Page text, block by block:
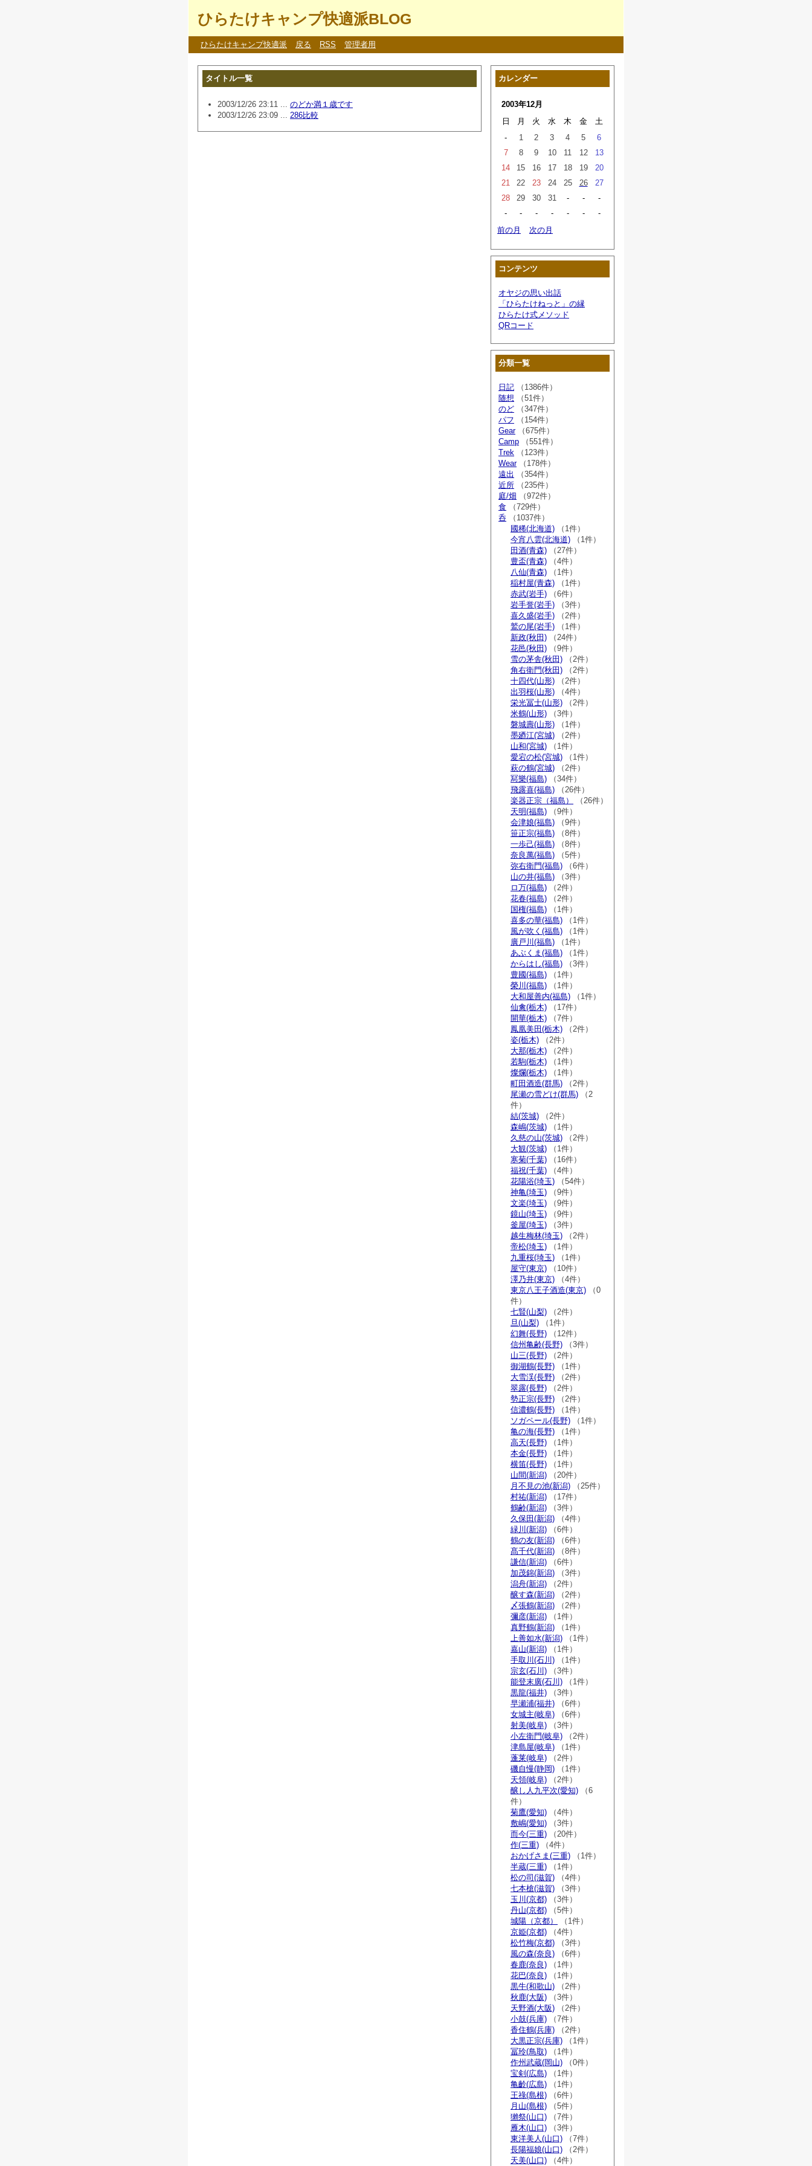
ひらたけキャンプ快適派BLOG
ひらたけキャンプ快適派 戻る RSS 管理者用
タイトル一覧
2003/12/26 23:11 ... のどか満１歳です
2003/12/26 23:09 ... 286比較
カレンダー
2003年12月
日
月 火 水 木 金
土
-
1 2 3 4 5
6
7
8 9 10 11 12
13
14
15 16 17 18 19
20
21
22 23 24 25 26
27
28
29 30 31 - -
-
-
- - - - -
-
前の月
次の月
コンテンツ
オヤジの思い出話
「ひらたけねっと」の縁
ひらたけ式メソッド
QRコード
分類一覧
日記 （1386件）
随想 （51件）
のど （347件）
パフ （154件）
Gear（675件）
Camp （551件）
Trek （123件）
Wear（178件）
遠出
（354件）
近所 （235件）
庭/畑 （972件）
食 （729件）
呑 （1037件）
國稀(北海道) （1件）
今宵八雲(北海道) （1件）
田酒(青森) （27件）
豊盃(青森) （4件）
八仙(青森) （1件）
稲村屋(青森) （1件）
赤武(岩手) （6件）
岩手誉(岩手) （3件）
喜久盛(岩手) （2件）
鷲の尾(岩手) （1件）
新政(秋田) （24件）
花邑(秋田) （9件）
雪の茅舎(秋田) （2件）
角右衛門(秋田) （2件）
十四代(山形) （2件）
出羽桜(山形) （4件）
栄光冨士(山形) （2件）
米鶴(山形) （3件）
磐城壽(山形) （1件）
墨廼江(宮城) （2件）
山和(宮城) （1件）
愛宕の松(宮城) （1件）
萩の鶴(宮城) （2件）
冩樂(福島) （34件）
飛露喜(福島) （26件）
楽器正宗（福島）
（26件）
天明(福島) （9件）
会津娘(福島) （9件）
笹正宗(福島) （8件）
一歩己(福島) （8件）
奈良萬(福島) （5件）
弥右衛門(福島) （6件）
山の井(福島) （3件）
ロ万(福島) （2件）
花春(福島) （2件）
国権(福島) （1件）
喜多の華(福島) （1件）
風が吹く(福島) （1件）
廣戸川(福島) （1件）
あぶくま(福島) （1件）
からはし(福島) （3件）
豊國(福島) （1件）
榮川(福島) （1件）
大和屋善内(福島) （1件）
仙禽(栃木) （17件）
開華(栃木) （7件）
鳳凰美田(栃木) （2件）
姿(栃木) （2件）
大那(栃木) （2件）
若駒(栃木) （1件）
燦爛(栃木) （1件）
町田酒造(群馬) （2件）
尾瀬の雪どけ(群馬) （2
件）
結(茨城) （2件）
森嶋(茨城) （1件）
久慈の山(茨城) （2件）
大観(茨城) （1件）
寒菊(千葉) （16件）
福祝(千葉) （4件）
花陽浴(埼玉) （54件）
神亀(埼玉) （9件）
文楽(埼玉) （9件）
鏡山(埼玉) （9件）
釜屋(埼玉) （3件）
越生梅林(埼玉) （2件）
帝松(埼玉) （1件）
九重桜(埼玉) （1件）
屋守(東京) （10件）
澤乃井(東京) （4件）
東京八王子酒造(東京) （0
件）
七賢(山梨) （2件）
旦(山梨) （1件）
幻舞(長野) （12件）
信州亀齢(長野) （3件）
山三(長野) （2件）
御湖鶴(長野) （1件）
大雪渓(長野) （2件）
翠露(長野) （2件）
勢正宗(長野) （2件）
信濃鶴(長野) （1件）
ソガペール(長野) （1件）
亀の海(長野) （1件）
高天(長野) （1件）
本金(長野) （1件）
横笛(長野) （1件）
山間(新潟) （20件）
月不見の池(新潟) （25件）
村祐(新潟) （17件）
鶴齢(新潟) （3件）
久保田(新潟) （4件）
緑川(新潟) （6件）
鶴の友(新潟) （6件）
髙千代(新潟) （8件）
謙信(新潟) （6件）
加茂錦(新潟) （3件）
潟舟(新潟) （2件）
醸す森(新潟) （2件）
〆張鶴(新潟) （2件）
彌彦(新潟) （1件）
真野鶴(新潟) （1件）
上善如水(新潟) （1件）
嘉山(新潟) （1件）
手取川(石川) （1件）
宗玄(石川) （3件）
能登末廣(石川) （1件）
黒龍(福井) （3件）
早瀬浦(福井) （6件）
女城主(岐阜) （6件）
射美(岐阜) （3件）
小左衛門(岐阜) （2件）
津島屋(岐阜) （1件）
蓬莱(岐阜) （2件）
磯自慢(静岡) （1件）
天領(岐阜) （2件）
醸し人九平次(愛知) （6
件）
菊鷹(愛知) （4件）
敷嶋(愛知) （3件）
而今(三重) （20件）
作(三重) （4件）
おかげさま(三重) （1件）
半蔵(三重) （1件）
松の司(滋賀) （4件）
七本槍(滋賀) （3件）
玉川(京都) （3件）
丹山(京都) （5件）
城陽（京都）
（1件）
京姫(京都) （4件）
松竹梅(京都) （3件）
風の森(奈良) （6件）
春鹿(奈良) （1件）
花巴(奈良) （1件）
黒牛(和歌山) （2件）
秋鹿(大阪) （3件）
天野酒(大阪) （2件）
小鼓(兵庫) （7件）
香住鶴(兵庫) （2件）
大黒正宗(兵庫) （1件）
冨玲(鳥取) （1件）
作州武蔵(岡山) （0件）
宝剣(広島) （1件）
亀齡(広島) （1件）
王祿(島根) （6件）
月山(島根) （5件）
獺祭(山口) （7件）
雁木(山口) （3件）
東洋美人(山口) （7件）
長陽福娘(山口) （2件）
天美(山口) （4件）